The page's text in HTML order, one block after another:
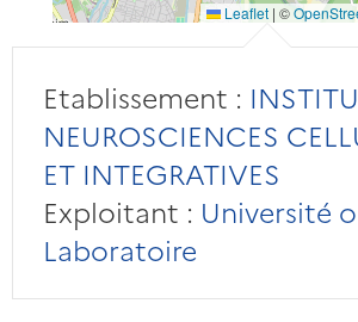
Leaflet | ©
Etablissement :
NEUROSCIENCES
ET INTEGRATIVES
Exploitant : Université
Laboratoire